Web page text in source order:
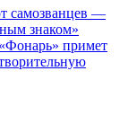
самозванцев —
знаком»
примет